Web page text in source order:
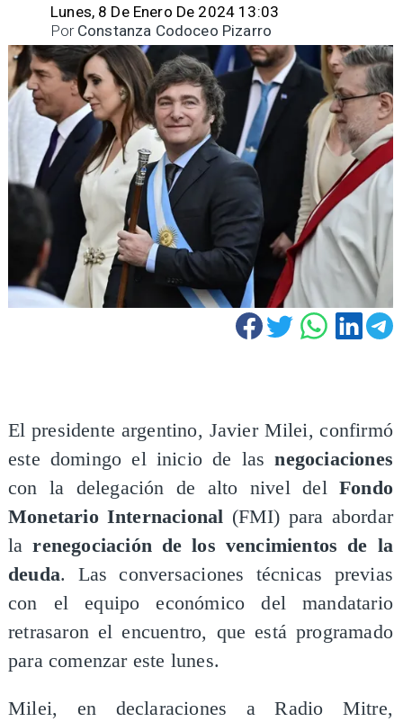
Lunes, 8 De Enero De 2024 13:03
Constanza Codoceo Pizarro
Por
El presidente argentino, Javier Milei, confirmó
este domingo el inicio de las negociaciones
con la delegación de alto nivel delFondo
Monetario Internacional (FMI) para abordar
la renegociación de los vencimientos de la
deuda. Las conversaciones técnicas previas
con el equipo económico del mandatario
retrasaron el encuentro, que está programado
para comenzar este lunes.
​Milei, en declaraciones a Radio Mitre,